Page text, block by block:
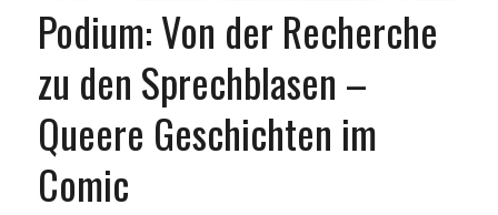
Podium: Von der Recherche
zu den Sprechblasen –
Queere Geschichten im
Comic